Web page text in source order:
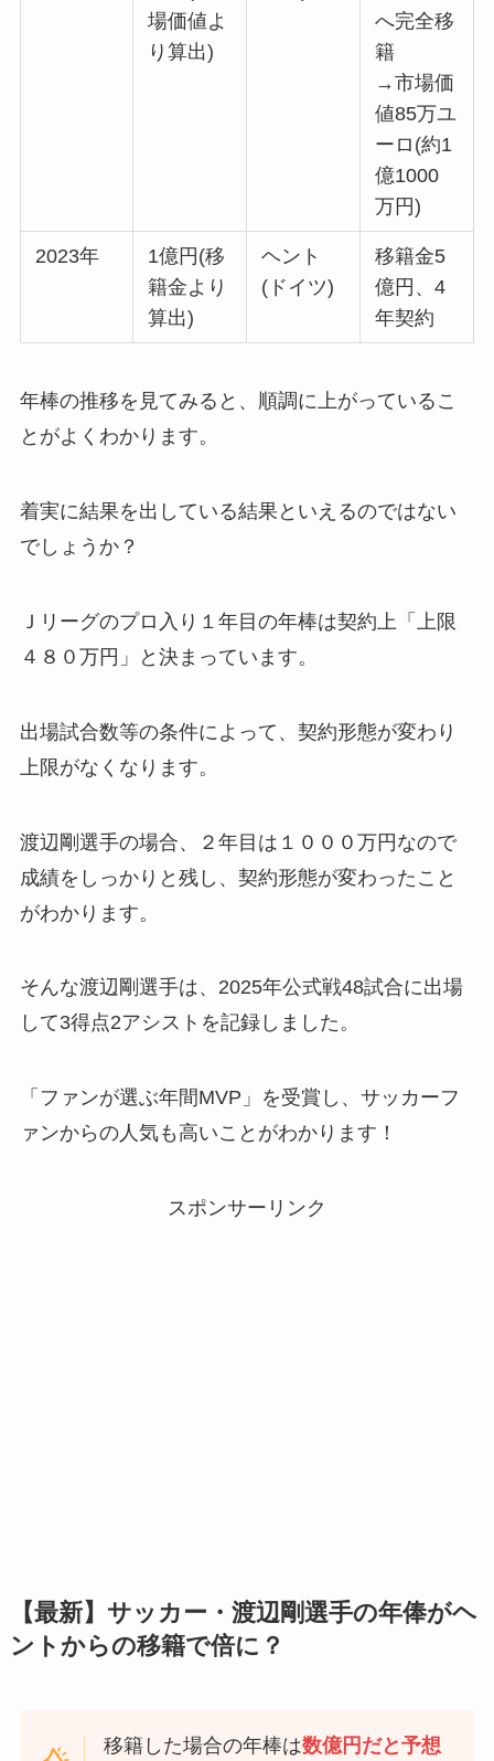
場価値よ
り算出)
へ完全移
籍
→市場価
値85万ユ
ーロ(約1
億1000
万円)
2023年
1億円(移
籍金より
算出)
ヘント
(ドイツ)
移籍金5
億円、4
年契約
年棒の推移を見てみると、順調に上がっているこ
とがよくわかります。
着実に結果を出している結果といえるのではない
でしょうか？
Ｊリーグのプロ入り１年目の年棒は契約上「上限
４８０万円」と決まっています。
出場試合数等の条件によって、契約形態が変わり
上限がなくなります。
渡辺剛選手の場合、２年目は１０００万円なので
成績をしっかりと残し、契約形態が変わったこと
がわかります。
そんな渡辺剛選手は、2025年公式戦48試合に出場
して3得点2アシストを記録しました。
「ファンが選ぶ年間MVP」を受賞し、サッカーフ
ァンからの人気も高いことがわかります！
スポンサーリンク
【最新】サッカー・渡辺剛選手の年俸がヘ
ントからの移籍で倍に？
移籍した場合の年棒は数億円だと予想